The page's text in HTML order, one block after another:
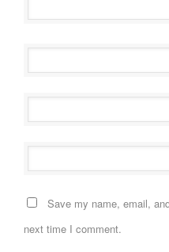
Save my name, email,
next time I comment.